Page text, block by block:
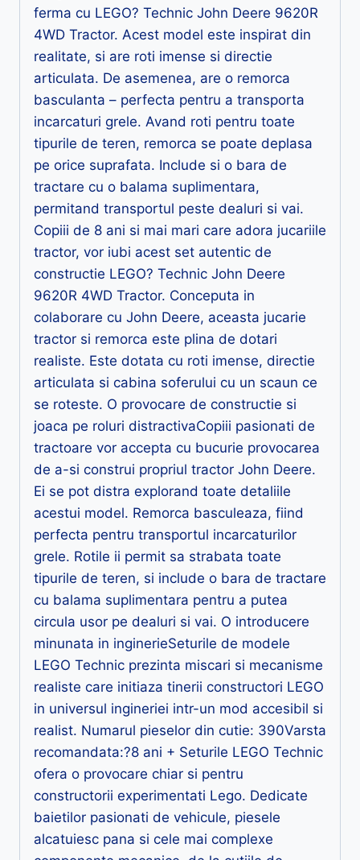
ferma cu LEGO? Technic John Deere 9620R
4WD Tractor. Acest model este inspirat din
realitate, si are roti imense si directie
articulata. De asemenea, are o remorca
basculanta – perfecta pentru a transporta
incarcaturi grele. Avand roti pentru toate
tipurile de teren, remorca se poate deplasa
pe orice suprafata. Include si o bara de
tractare cu o balama suplimentara,
permitand transportul peste dealuri si vai.
Copiii de 8 ani si mai mari care adora jucariile
tractor, vor iubi acest set autentic de
constructie LEGO? Technic John Deere
9620R 4WD Tractor. Conceputa in
colaborare cu John Deere, aceasta jucarie
tractor si remorca este plina de dotari
realiste. Este dotata cu roti imense, directie
articulata si cabina soferului cu un scaun ce
se roteste. O provocare de constructie si
joaca pe roluri distractivaCopiii pasionati de
tractoare vor accepta cu bucurie provocarea
de a-si construi propriul tractor John Deere.
Ei se pot distra explorand toate detaliile
acestui model. Remorca basculeaza, fiind
perfecta pentru transportul incarcaturilor
grele. Rotile ii permit sa strabata toate
tipurile de teren, si include o bara de tractare
cu balama suplimentara pentru a putea
circula usor pe dealuri si vai. O introducere
minunata in inginerieSeturile de modele
LEGO Technic prezinta miscari si mecanisme
realiste care initiaza tinerii constructori LEGO
in universul ingineriei intr-un mod accesibil si
realist. Numarul pieselor din cutie: 390Varsta
recomandata:?8 ani + Seturile LEGO Technic
ofera o provocare chiar si pentru
constructorii experimentati Lego. Dedicate
baietilor pasionati de vehicule, piesele
alcatuiesc pana si cele mai complexe